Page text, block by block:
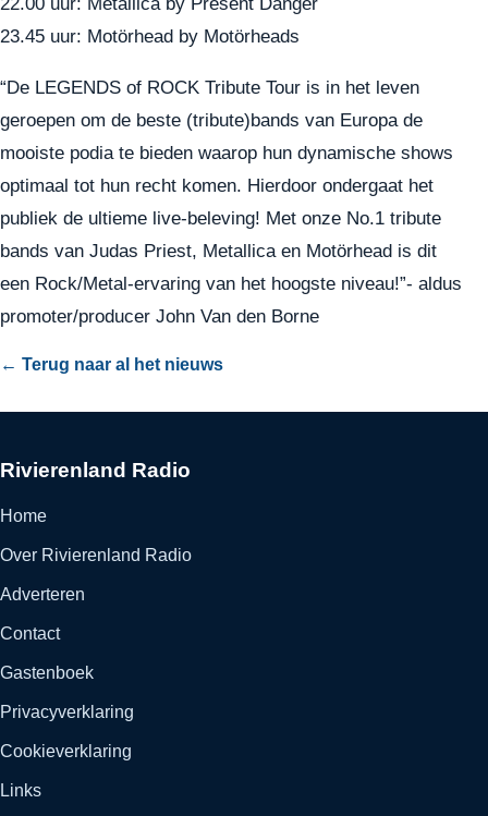
23.45 uur: Motörhead by Motörheads
“De LEGENDS of ROCK Tribute Tour is in het leven
geroepen om de beste (tribute)bands van Europa de
mooiste podia te bieden waarop hun dynamische shows
optimaal tot hun recht komen. Hierdoor ondergaat het
publiek de ultieme live-beleving! Met onze No.1 tribute
bands van Judas Priest, Metallica en Motörhead is dit
een Rock/Metal-ervaring van het hoogste niveau!”- aldus
promoter/producer John Van den Borne
← Terug naar al het nieuws
Rivierenland Radio
Home
Over Rivierenland Radio
Adverteren
Contact
Gastenboek
Privacyverklaring
Cookieverklaring
Links